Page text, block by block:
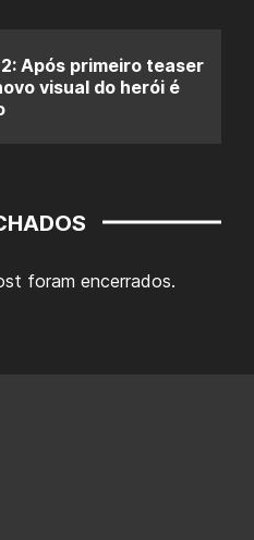
Após primeiro teaser
visual do herói é
foram encerrados.